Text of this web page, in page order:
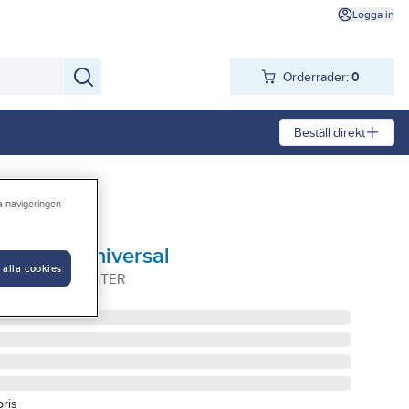
Logga in
Orderrader: 0
Beställ direkt
universal
FLUID MASTER
navigeringen
alla cookies